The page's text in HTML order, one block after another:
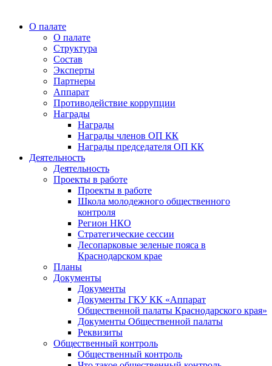
О палате
О палате
Структура
Состав
Эксперты
Партнеры
Аппарат
Противодействие коррупции
Награды
Награды
Награды членов ОП КК
Награды председателя ОП КК
Деятельность
Деятельность
Проекты в работе
Проекты в работе
Школа молодежного общественного
контроля
Регион НКО
Стратегические сессии
Лесопарковые зеленые пояса в
Краснодарском крае
Планы
Документы
Документы
Документы ГКУ КК «Аппарат
Общественной палаты Краснодарского края»
Документы Общественной палаты
Реквизиты
Общественный контроль
Общественный контроль